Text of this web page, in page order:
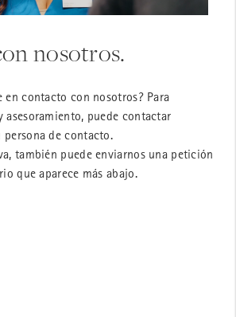
nosotros.
en contacto con nosotros? Para
puede contactar
de contacto.
también puede enviarnos una petición
que aparece más abajo.